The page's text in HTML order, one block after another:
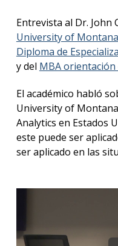
Entrevista al Dr. John
University of Montana
Diploma de
y del MBA orientación
El académico habló
University of
Analytics en Estados
este puede ser
ser aplicado en las